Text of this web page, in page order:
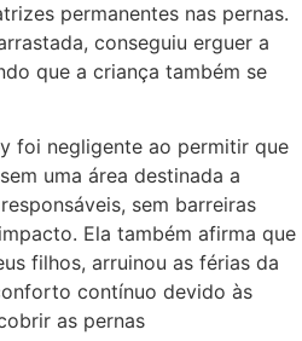
permanentes nas pernas.
conseguiu erguer a
que a criança também se
foi negligente ao permitir que
uma área destinada a
sem barreiras
Ela também afirma que
filhos, arruinou as férias da
contínuo devido às
as pernas